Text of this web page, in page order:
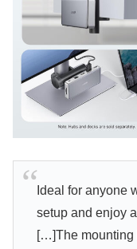
Ideal for anyone
setup and enjoy
[…]The mounting